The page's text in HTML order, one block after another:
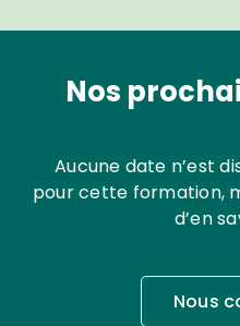
Nos
Aucune date n’est
pour cette formation,
d’en
Nous